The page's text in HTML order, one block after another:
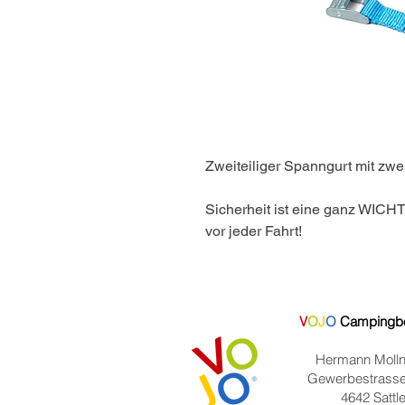
Zweiteiliger Spanngurt mit
Sicherheit ist eine ganz
vor jeder Fahrt!
VOJO
Hermann
4642